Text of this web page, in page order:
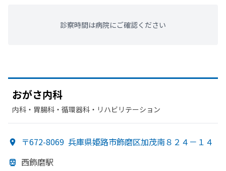
診察時間は病院にご確認ください
おがさ内科
内科・​胃腸科・​循環器科・​リハビリテーション
〒672-8069 兵庫県姫路市飾磨区加茂南８２４－１４
西飾磨駅